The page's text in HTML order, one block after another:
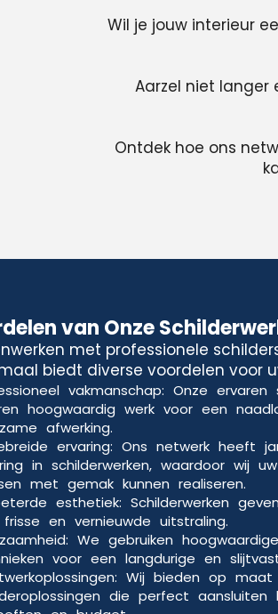
Wil je jouw interieur
Aarzel niet
Ontdek hoe ons
van Onze
met professionele
biedt diverse voordelen voor
vakmanschap: Onze ervaren
hoogwaardig werk voor een
afwerking.
ervaring: Ons netwerk heeft
in schilderwerken, waardoor wij
met gemak kunnen realiseren.
esthetiek: Schilderwerken
en vernieuwde uitstraling.
We gebruiken
voor een langdurige en
Wij bieden op
die perfect aansluiten